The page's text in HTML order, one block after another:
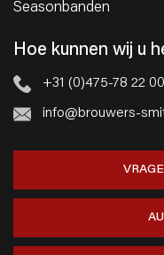
Seasonbanden
Hoe kunnen wij u
+31 (0)475-78 22 00
info@brouwers-